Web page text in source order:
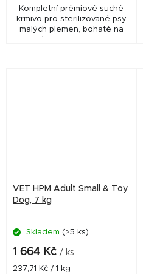
Kompletní prémiové suché
krmivo pro sterilizované psy
malých plemen, bohaté na
bílkoviny, s mnoha
VET HPM Adult Small & Toy
Dog, 7 kg
Skladem (>5 ks)
1 664 Kč / ks
Měrná
237,71 Kč / 1 kg